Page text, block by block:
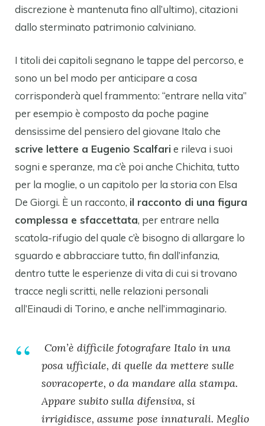
discrezione è mantenuta fino all’ultimo), citazioni
dallo sterminato patrimonio calviniano.
I titoli dei capitoli segnano le tappe del percorso, e
sono un bel modo per anticipare a cosa
corrisponderà quel frammento: “entrare nella vita”
per esempio è composto da poche pagine
densissime del pensiero del giovane Italo che
scrive lettere a Eugenio Scalfarie rileva i suoi
sogni e speranze, ma c’è poi anche Chichita, tutto
per la moglie, o un capitolo per la storia con Elsa
De Giorgi. È un racconto, il racconto di una figura
complessa e sfaccettata, per entrare nella
scatola-rifugio del quale c’è bisogno di allargare lo
sguardo e abbracciare tutto, fin dall’infanzia,
dentro tutte le esperienze di vita di cui si trovano
tracce negli scritti, nelle relazioni personali
all’Einaudi di Torino, e anche nell’immaginario.
Com’è difficile fotografare Italo in una
posa ufficiale, di quelle da mettere sulle
sovracoperte, o da mandare alla stampa.
Appare subito sulla difensiva, si
irrigidisce, assume pose innaturali. Meglio